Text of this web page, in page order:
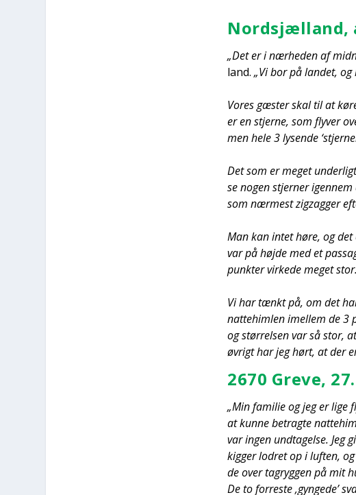
Nord­s­jæl­land,
„Det er i nær­he­den af
land. „Vi bor på lan­det,
Vores gæster skal til at
er en stjer­ne, som fly­ver
men hele 3 lysen­de
Det som er meget
se nogen stjer­ner
som nær­mest zigzag­ger
Man kan intet høre, og
var på høj­de med et
punk­ter vir­ke­de meget
Vi har tænkt på, om det
nat­te­him­len imel­lem de 3
og stør­rel­sen var så stor,
øvrigt har jeg hørt, at der
2670 Gre­ve,
„Min fami­lie og jeg er lige
at kun­ne betrag­te
var ingen und­ta­gel­se. Jeg
kig­ger lodret op i luf­ten,
de over tagryg­gen på mit
De to for­re­ste ‚gyn­ge­de’